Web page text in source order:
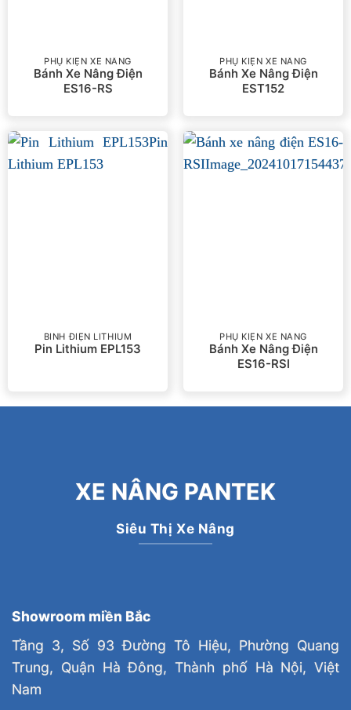
PHỤ KIỆN XE NÂNG
Bánh Xe Nâng Điện
ES16-RS
PHỤ KIỆN XE NÂNG
Bánh Xe Nâng Điện
EST152
BÌNH ĐIỆN LITHIUM
Pin Lithium EPL153
PHỤ KIỆN XE NÂNG
Bánh Xe Nâng Điện
ES16-RSI
XE NÂNG PANTEK
Siêu Thị Xe Nâng
Showroom miền Bắc
Tầng 3, Số 93 Đường Tô Hiệu, Phường Quang
Trung, Quận Hà Đông, Thành phố Hà Nội, Việt
Nam